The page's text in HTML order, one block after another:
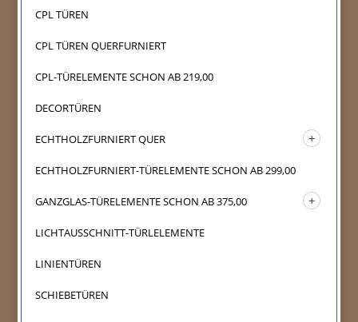
CPL TÜREN
CPL TÜREN QUERFURNIERT
CPL-TÜRELEMENTE SCHON AB 219,00
DECORTÜREN
ECHTHOLZFURNIERT QUER
ECHTHOLZFURNIERT-TÜRELEMENTE SCHON AB 299,00
GANZGLAS-TÜRELEMENTE SCHON AB 375,00
LICHTAUSSCHNITT-TÜRLELEMENTE
LINIENTÜREN
SCHIEBETÜREN